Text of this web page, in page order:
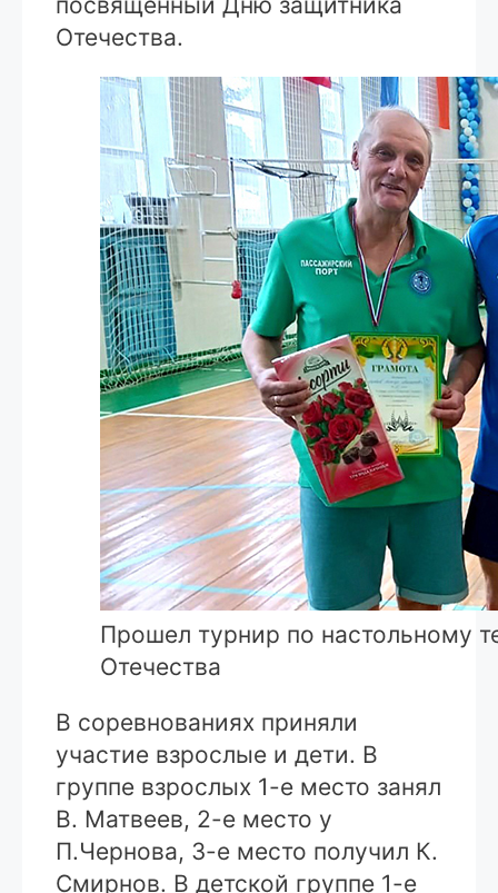
Отечества.
Прошел турнир по настольному
Отечества
В соревнованиях приняли
участие взрослые и дети. В
группе взрослых 1-е место занял
В. Матвеев, 2-е место у
П.Чернова, 3-е место получил К.
Смирнов. В детской группе 1-е